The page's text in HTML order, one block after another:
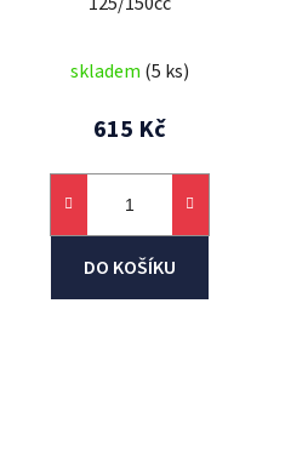
skladem (5 ks)
615 Kč
DO KOŠÍKU